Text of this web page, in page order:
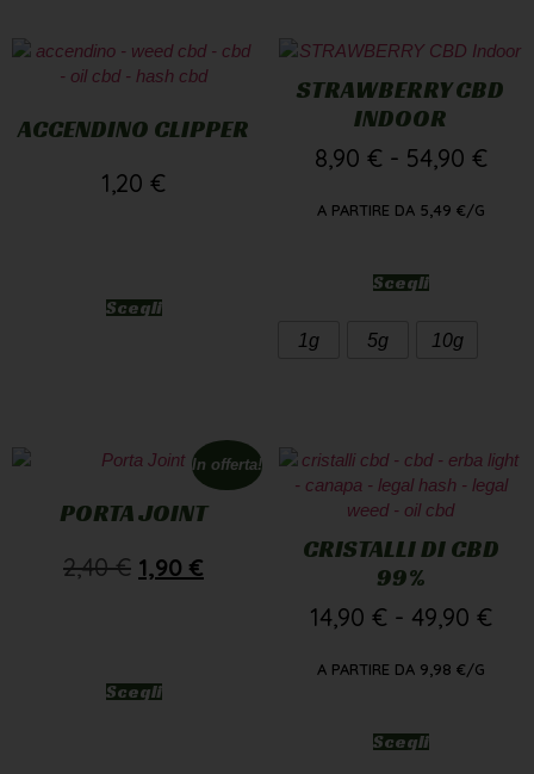
ACCENDINO CLIPPER
1,20 €
Scegli
STRAWBERRY CBD
INDOOR
8,90 € - 54,90 €
A PARTIRE DA 5,49 €/G
Scegli
1g 5g 10g
In offerta!
PORTA JOINT
2,40€ 1,90 €
Scegli
CRISTALLI DI CBD
99%
14,90 € - 49,90 €
A PARTIRE DA 9,98 €/G
Scegli